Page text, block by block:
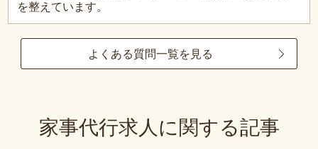
を整えています。
よくある質問一覧を見る
家事代行求人に関する記事